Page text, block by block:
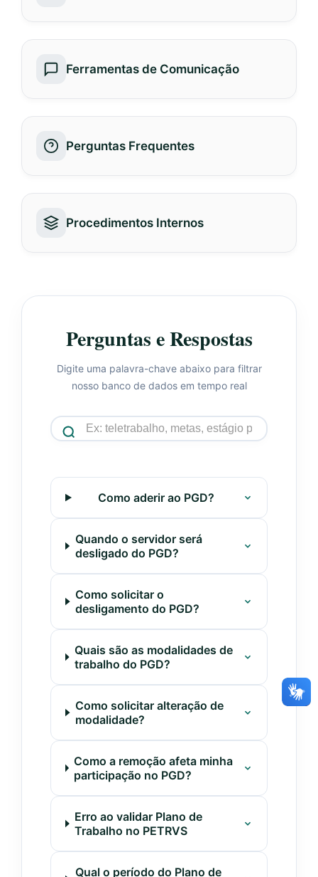
Ferramentas de Comunicação
Perguntas Frequentes
Procedimentos Internos
Perguntas e Respostas
Digite uma palavra-chave abaixo para filtrar
nosso banco de dados em tempo real
Como aderir ao PGD?
Quando o servidor será
desligado do PGD?
Como solicitar o
desligamento do PGD?
Quais são as modalidades de
trabalho do PGD?
Como solicitar alteração de
modalidade?
Como a remoção afeta minha
participação no PGD?
Erro ao validar Plano de
Trabalho no PETRVS
Qual o período do Plano de